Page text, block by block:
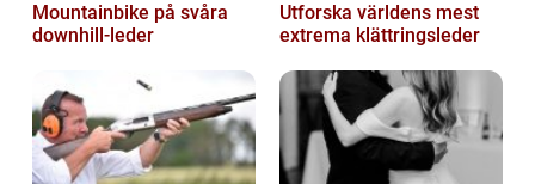
Mountainbike på svåra
downhill-leder
Utforska världens mest
extrema klättringsleder